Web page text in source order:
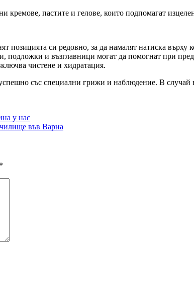
кремове, пастите и гелове, които подпомагат
позицията си редовно, за да намалят натиска върху
подложки и възглавници могат да помогнат при
чистене и хидратация.
със специални грижи и наблюдение. В
у нас
във Варна